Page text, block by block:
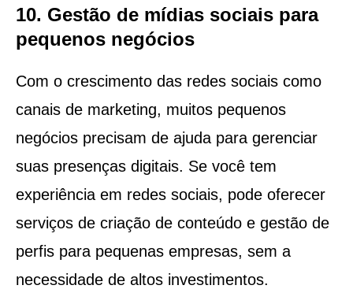
10. Gestão de mídias sociais para
pequenos negócios
Com o crescimento das redes sociais como
canais de marketing, muitos pequenos
negócios precisam de ajuda para gerenciar
suas presenças digitais. Se você tem
experiência em redes sociais, pode oferecer
serviços de criação de conteúdo e gestão de
perfis para pequenas empresas, sem a
necessidade de altos investimentos.